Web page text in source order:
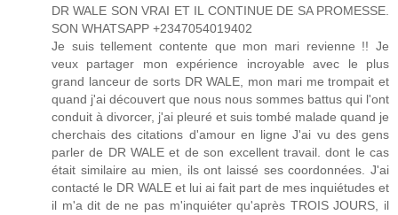
DR WALE SON VRAI ET IL CONTINUE DE SA PROMESSE.
SON WHATSAPP +2347054019402
Je suis tellement contente que mon mari revienne !! Je
veux partager mon expérience incroyable avec le plus
grand lanceur de sorts DR WALE, mon mari me trompait et
quand j'ai découvert que nous nous sommes battus qui l'ont
conduit à divorcer, j'ai pleuré et suis tombé malade quand je
cherchais des citations d'amour en ligne J'ai vu des gens
parler de DR WALE et de son excellent travail. dont le cas
était similaire au mien, ils ont laissé ses coordonnées. J'ai
contacté le DR WALE et lui ai fait part de mes inquiétudes et
il m'a dit de ne pas m'inquiéter qu'après TROIS JOURS, il